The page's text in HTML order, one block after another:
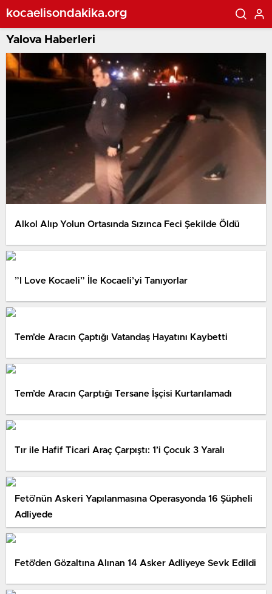
kocaelisondakika.org
Yalova Haberleri
Alkol Alıp Yolun Ortasında Sızınca Feci Şekilde Öldü
”I Love Kocaeli” İle Kocaeli’yi Tanıyorlar
Tem’de Aracın Çaptığı Vatandaş Hayatını Kaybetti
Tem’de Aracın Çarptığı Tersane İşçisi Kurtarılamadı
Tır ile Hafif Ticari Araç Çarpıştı: 1’i Çocuk 3 Yaralı
Fetö’nün Askeri Yapılanmasına Operasyonda 16 Şüpheli
Adliyede
Fetö’den Gözaltına Alınan 14 Asker Adliyeye Sevk Edildi